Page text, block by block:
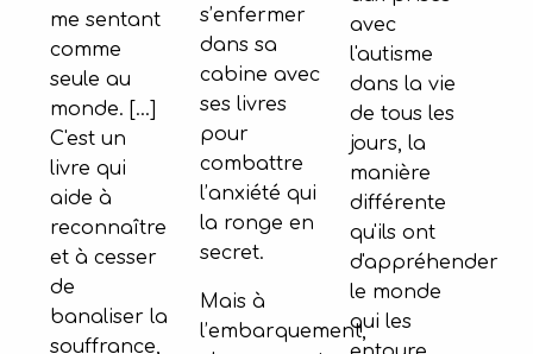
me sentant
comme
seule au
monde. [...]
C'est un
livre qui
aide à
reconnaître
et à cesser
de
banaliser la
souffrance,
avec
l'autisme
dans la vie
de tous les
jours, la
manière
différente
qu'ils ont
d'appréhender
le monde
qui les
s’enfermer
dans sa
cabine avec
ses livres
pour
combattre
l’anxiété qui
la ronge en
secret.
Mais à
l’embarquement,